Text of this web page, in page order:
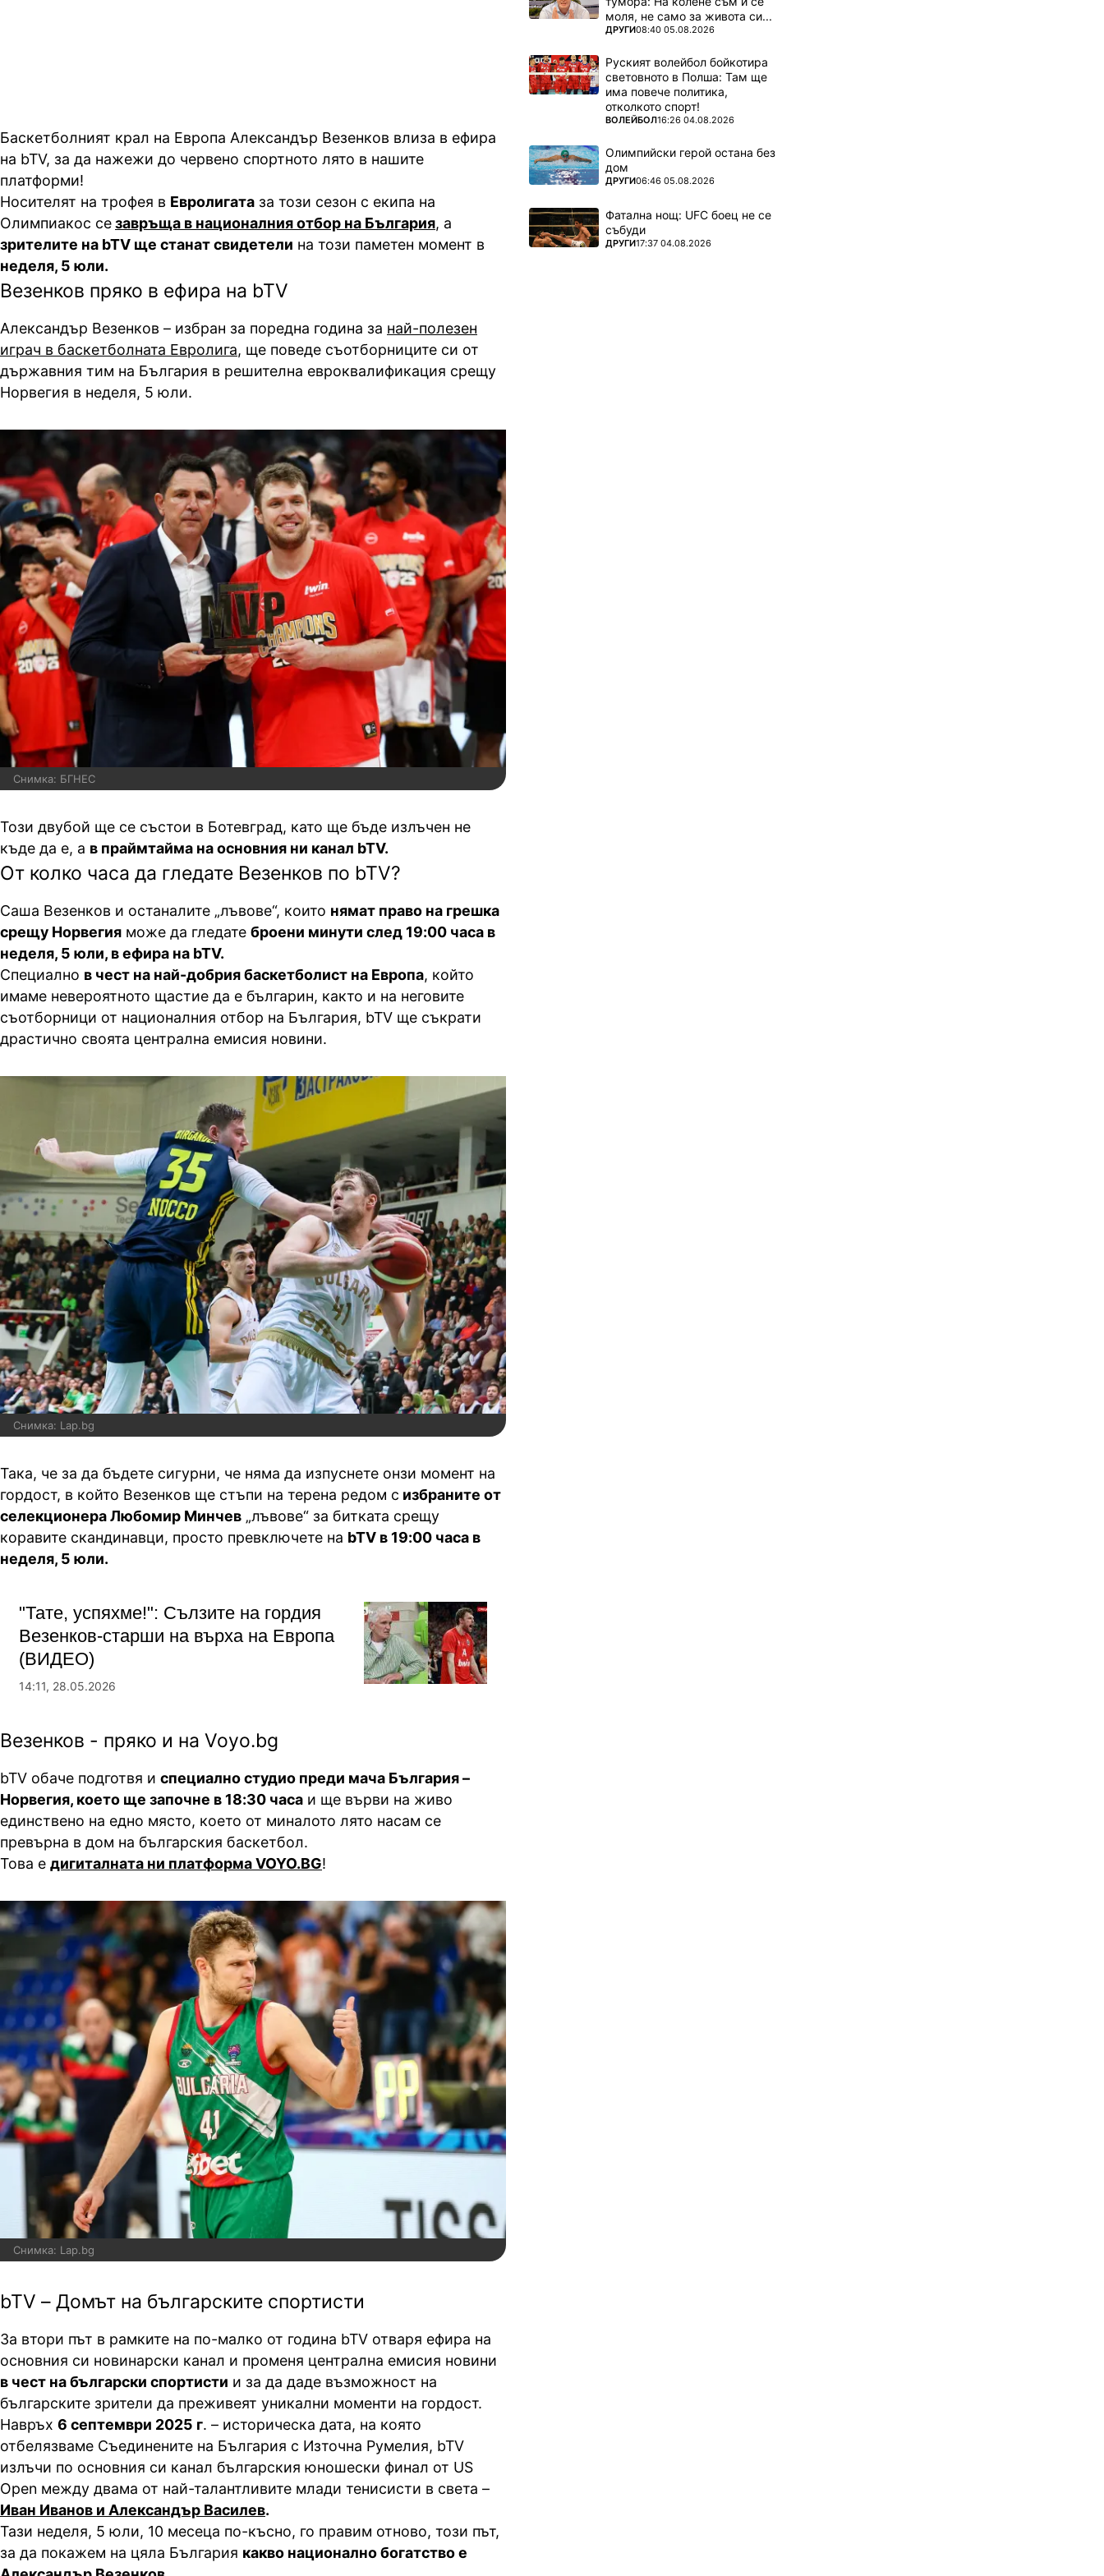
Баскетболният крал на Европа Александър Везенков влиза в ефира
на bTV, за да нажежи до червено спортното лято в нашите
платформи!
Носителят на трофея в Евролигата за този сезон с екипа на
Олимпиакос сезавръща в националния отбор на България, а
зрителите на bTV ще станат свидетели на този паметен момент в
неделя, 5 юли.
Везенков пряко в ефира на bTV
Александър Везенков – избран за поредна година за най-полезен
играч в баскетболната Евролига, ще поведе съотборниците си от
държавния тим на България в решителна евроквалификация срещу
Норвегия в неделя, 5 юли.
Снимка: БГНЕС
Този двубой ще се състои в Ботевград, като ще бъде излъчен не
къде да е, а в праймтайма на основния ни канал bTV.
От колко часа да гледате Везенков по bTV?
Саша Везенков и останалите „лъвове“, които нямат право на грешка
срещу Норвегия може да гледате броени минути след 19:00 часа в
неделя, 5 юли, в ефира на bTV.
Специално в чест на най-добрия баскетболист на Европа, който
имаме невероятното щастие да е българин, както и на неговите
съотборници от националния отбор на България, bTV ще съкрати
драстично своята централна емисия новини.
Снимка: Lap.bg
Така, че за да бъдете сигурни, че няма да изпуснете онзи момент на
гордост, в който Везенков ще стъпи на терена редом с избраните от
селекционера Любомир Минчев „лъвове“ за битката срещу
коравите скандинавци, просто превключете на bTV в 19:00 часа в
неделя, 5 юли.
"Тате, успяхме!": Сълзите на гордия
Везенков-старши на върха на Европа
(ВИДЕО)
14:11, 28.05.2026
Везенков - пряко и на Voyo.bg
bTV обаче подготвя и специално студио преди мача България –
Норвегия, което ще започне в 18:30 часа и ще върви на живо
единствено на едно място, което от миналото лято насам се
превърна в дом на българския баскетбол.
Това е дигиталната ни платформаVOYO.BG!
Снимка: Lap.bg
bTV – Домът на българските спортисти
За втори път в рамките на по-малко от година bTV отваря ефира на
основния си новинарски канал и променя централна емисия новини
в чест на български спортисти и за да даде възможност на
българските зрители да преживеят уникални моменти на гордост.
Навръх 6 септември 2025 г. – историческа дата, на която
отбелязваме Съединените на България с Източна Румелия, bTV
излъчи по основния си канал българския юношески финал от US
Open между двама от най-талантливите млади тенисисти в света –
Иван Иванов и Александър Василев.
Тази неделя, 5 юли, 10 месеца по-късно, го правим отново, този път,
за да покажем на цяла България какво национално богатство е
моля, не само за живота си...
ПОВЕЧЕ ОТ
ДРУГИ08:40 05.08.2026
Руският волейбол бойкотира
световното в Полша: Там ще
има повече политика,
отколкото спорт!
ПОВЕЧЕ ОТ
ВОЛЕЙБОЛ16:26 04.08.2026
Олимпийски герой остана без
дом
ПОВЕЧЕ ОТ
ДРУГИ06:46 05.08.2026
Фатална нощ: UFC боец не се
събуди
ПОВЕЧЕ ОТ
ДРУГИ17:37 04.08.2026